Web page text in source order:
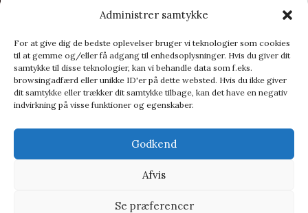
Administrer samtykke
For at give dig de bedste oplevelser bruger vi teknologier som cookies
til at gemme og/eller få adgang til enhedsoplysninger. Hvis du giver dit
samtykke til disse teknologier, kan vi behandle data som f.eks.
browsingadfærd eller unikke ID'er på dette websted. Hvis du ikke giver
dit samtykke eller trækker dit samtykke tilbage, kan det have en negativ
indvirkning på visse funktioner og egenskaber.
Godkend
Afvis
Se præferencer
Sengetøj – Ruby i mørk Grå – Night & Day, Nordisk Tekstil
Tekstiler